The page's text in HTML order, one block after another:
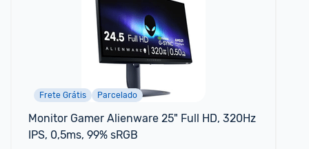
Frete Grátis Parcelado
Monitor Gamer Alienware 25" Full HD, 320Hz
IPS, 0,5ms, 99% sRGB